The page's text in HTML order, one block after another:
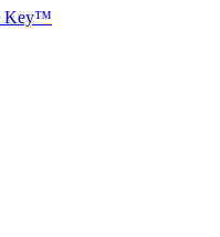
Key™